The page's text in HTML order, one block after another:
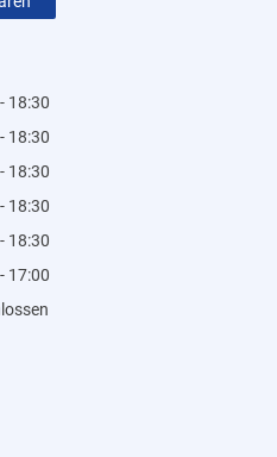
18:30
18:30
18:30
18:30
18:30
17:00